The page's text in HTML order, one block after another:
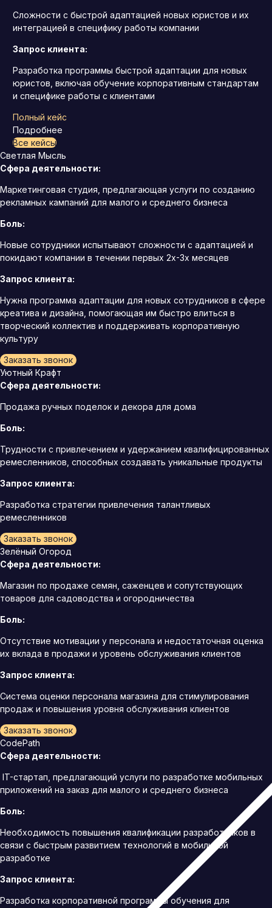
Сложности с быстрой адаптацией новых юристов и их
интеграцией в специфику работы компании
Запрос клиента:
Разработка программы быстрой адаптации для новых
юристов, включая обучение корпоративным стандартам
и специфике работы с клиентами
Полный кейс
Подробнее
Все кейсы
Светлая Мысль
Сфера деятельности:
Маркетинговая студия, предлагающая услуги по созданию
рекламных кампаний для малого и среднего бизнеса
Боль:
Новые сотрудники испытывают сложности с адаптацией и
покидают компании в течении первых 2х-3х месяцев
Запрос клиента:
Нужна программа адаптации для новых сотрудников в сфере
креатива и дизайна, помогающая им быстро влиться в
творческий коллектив и поддерживать корпоративную
культуру
Заказать звонок
Уютный Крафт
Сфера деятельности:
Продажа ручных поделок и декора для дома
Боль:
Трудности с привлечением и удержанием квалифицированных
ремесленников, способных создавать уникальные продукты
Запрос клиента:
Разработка стратегии привлечения талантливых
ремесленников
Заказать звонок
Зелёный Огород
Сфера деятельности:
Магазин по продаже семян, саженцев и сопутствующих
товаров для садоводства и огородничества
Боль:
Отсутствие мотивации у персонала и недостаточная оценка
их вклада в продажи и уровень обслуживания клиентов
Запрос клиента:
Система оценки персонала магазина для стимулирования
продаж и повышения уровня обслуживания клиентов
Заказать звонок
CodePath
Сфера деятельности:
IT-стартап, предлагающий услуги по разработке мобильных
приложений на заказ для малого и среднего бизнеса
Боль:
Необходимость повышения квалификации разработчиков в
связи с быстрым развитием технологий в мобильной
разработке
Запрос клиента:
Разработка корпоративной программы обучения для